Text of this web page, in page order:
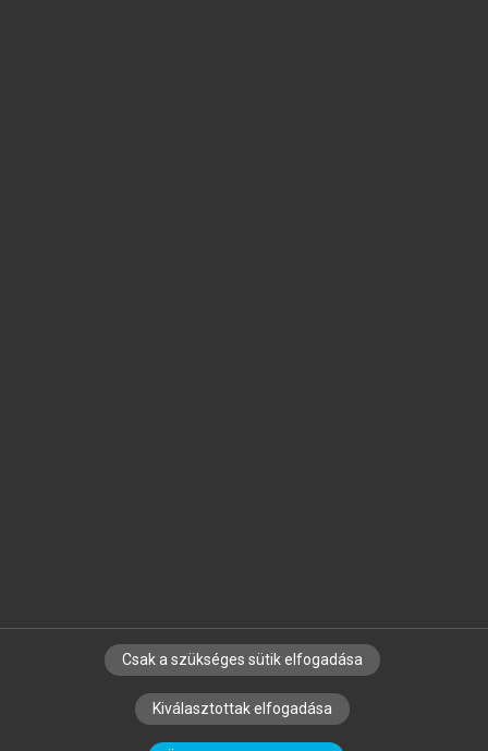
SZERZŐKNEK CÉGEKNEK KÖNYVTÁROSOKNAK
SZERKESZTÉSI ÉS LEKTORÁLÁSI ALAPELVEK
Csak a szükséges sütik elfogadása
Kiválasztottak elfogadása